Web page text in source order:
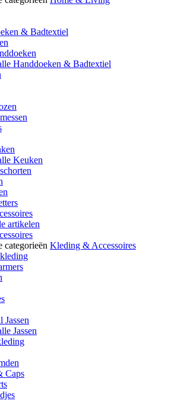
& Badtextiel
Handdoeken & Badtextiel
Keuken
artikelen
categorieën Kleding & Accessoires
Jassen
Jassen
Caps